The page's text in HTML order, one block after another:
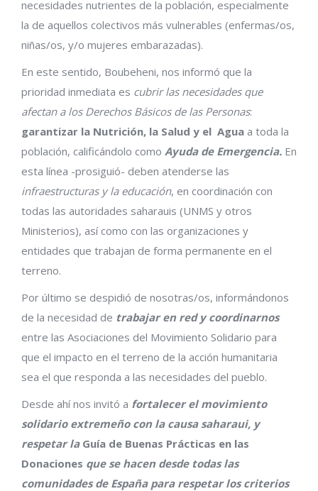
necesidades nutrientes de la población, especialmente
la de aquellos colectivos más vulnerables (enfermas/os,
niñas/os, y/o mujeres embarazadas).
En este sentido, Boubeheni, nos informó que la
prioridad inmediata es cubrir las necesidades que
afectan a los Derechos Básicos de las Personas:
garantizar la Nutrición, la Salud y el Agua a toda la
población, calificándolo como Ayuda de Emergencia. En
esta línea -prosiguió- deben atenderse las
infraestructuras y la educación, en coordinación con
todas las autoridades saharauis (UNMS y otros
Ministerios), así como con las organizaciones y
entidades que trabajan de forma permanente en el
terreno.
Por último se despidió de nosotras/os, informándonos
de la necesidad de trabajar en red y coordinarnos
entre las Asociaciones del Movimiento Solidario para
que el impacto en el terreno de la acción humanitaria
sea el que responda a las necesidades del pueblo.
Desde ahí nos invitó a fortalecer el movimiento
solidario extremeño con la causa saharaui, y
respetar la Guía de Buenas Prácticas en las
Donaciones que se hacen desde todas las
comunidades de España para respetar los criterios